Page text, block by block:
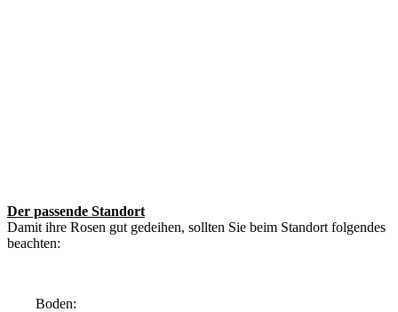
Der passende Standort
Damit ihre Rosen gut gedeihen, sollten Sie beim Standort folgendes
beachten:
Boden: